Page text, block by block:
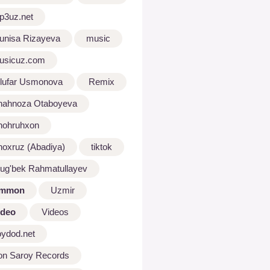
Rizayeva music
Usmonova Remix
Otaboyeva
(Abadiya) tiktok
Rahmatullayev
Uzmir
Videos
Saroy Records